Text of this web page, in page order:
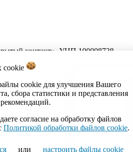
cookie
cookie для улучшения Вашего
сбора статистики и представления
согласие на обработку файлов
Политикой обработки файлов cookie.
или настроить файлы cookie
контакт». УНП 100008738.
ул.Кальварийская, 17-518.